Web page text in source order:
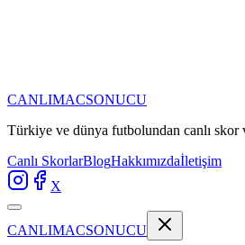
CANLIMACSONUCU
Türkiye ve dünya futbolundan canlı skor
Canlı SkorlarBlogHakkımızdaİletişim
X
CANLIMACSONUCU